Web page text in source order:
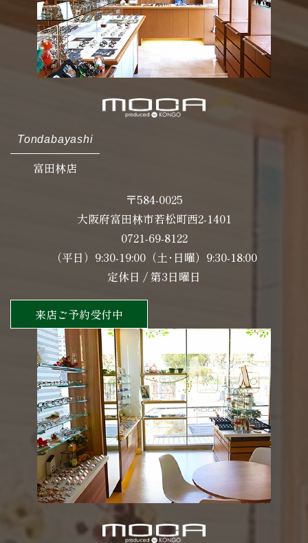
Tondabayashi
富田林店
〒584-0025
大阪府富田林市若松町西2-1401
0721-69-8122
（平日）9:30-19:00（土･日曜）9:30-18:00
定休日 / 第3日曜日
来店ご予約受付中